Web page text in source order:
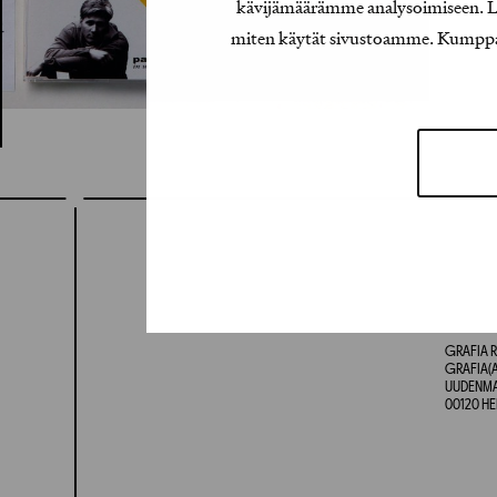
kävijämäärämme analysoimiseen.
miten käytät sivustoamme.
GRAFIA
00120